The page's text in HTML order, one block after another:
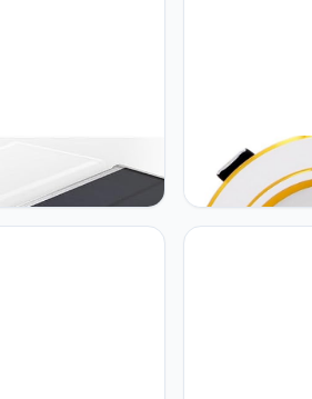
Solar Light
Lamp met
24/48 /
GSYFDZSWZX
Plafond
240 V 5W 9W